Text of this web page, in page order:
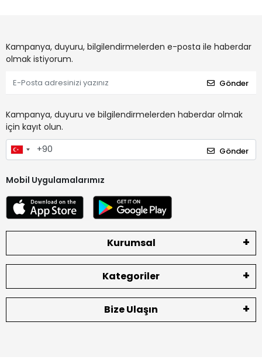
Kampanya, duyuru, bilgilendirmelerden e-posta ile haberdar
olmak istiyorum.
Gönder
Kampanya, duyuru ve bilgilendirmelerden haberdar olmak
için kayıt olun.
Gönder
Mobil Uygulamalarımız
Kurumsal
Kategoriler
Bize Ulaşın